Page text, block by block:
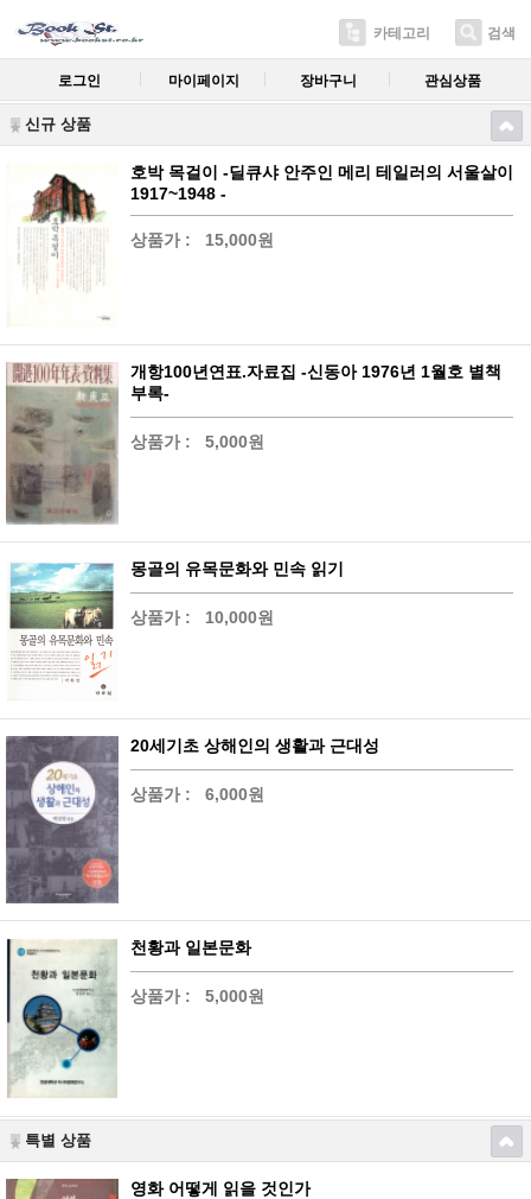
카테고리 검색
로그인 마이페이지 장바구니 관심상품
신규 상품
호박 목걸이 -딜큐샤 안주인 메리 테일러의 서울살이
1917~1948 -
상품가 : 15,000원
개항100년연표.자료집 -신동아 1976년 1월호 별책
부록-
상품가 : 5,000원
몽골의 유목문화와 민속 읽기
상품가 : 10,000원
20세기초 상해인의 생활과 근대성
상품가 : 6,000원
천황과 일본문화
상품가 : 5,000원
특별 상품
영화 어떻게 읽을 것인가